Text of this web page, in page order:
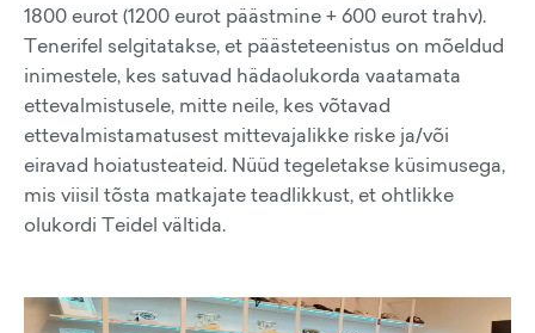
1800 eurot (1200 eurot päästmine + 600 eurot trahv).
Tenerifel selgitatakse, et päästeteenistus on mõeldud
inimestele, kes satuvad hädaolukorda vaatamata
ettevalmistusele, mitte neile, kes võtavad
ettevalmistamatusest mittevajalikke riske ja/või
eiravad hoiatusteateid. Nüüd tegeletakse küsimusega,
mis viisil tõsta matkajate teadlikkust, et ohtlikke
olukordi Teidel vältida.